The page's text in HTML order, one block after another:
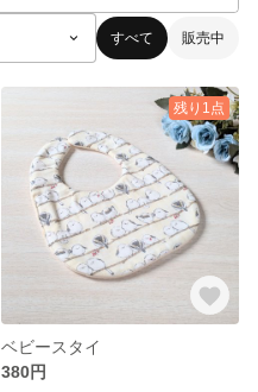
すべて 販売中
残り1点
ベビースタイ
380円